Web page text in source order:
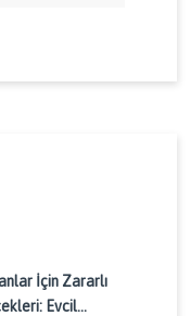
İçin Zararlı
Evcil